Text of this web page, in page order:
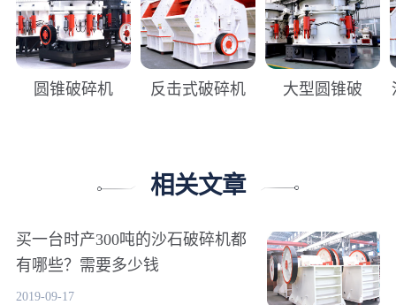
圆锥破碎机 反击式破碎机 大型圆锥破
相关文章
买一台时产300吨的沙石破碎机都
有哪些？需要多少钱
2019-09-17